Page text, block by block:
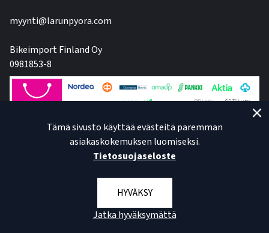
myynti@larunpyora.com
Bikeimport Finland Oy
0981853-8
Tämä sivusto käyttää evästeitä paremman
asiakaskokemuksen luomiseksi.
Tietosuojaseloste
HYVÄKSY
Jatka hyväksymättä